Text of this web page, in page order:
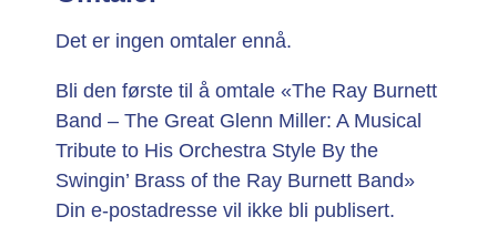
Det er ingen omtaler ennå.
Bli den første til å omtale «The Ray Burnett
Band – The Great Glenn Miller: A Musical
Tribute to His Orchestra Style By the
Swingin’ Brass of the Ray Burnett Band»
Din e-postadresse vil ikke bli publisert.